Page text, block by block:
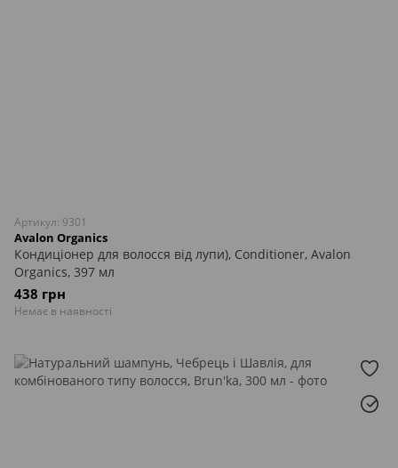
Артикул: 9301
Avalon Organics
Кондиціонер для волосся від лупи), Conditioner, Avalon
Organics, 397 мл
438 грн
Немає в наявності